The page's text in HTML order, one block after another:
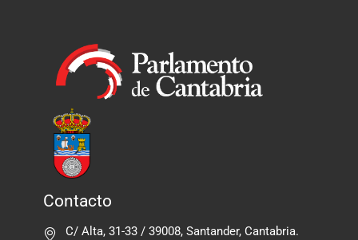
Contacto
C/ Alta, 31-33 / 39008, Santander, Cantabria.